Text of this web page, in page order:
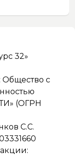
32»
Общество с
(ОГРН
С.С.